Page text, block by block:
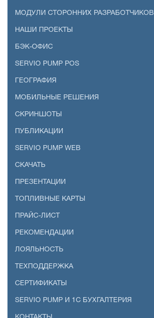
МОДУЛИ СТОРОННИХ РАЗРАБОТЧИКОВ
НАШИ ПРОЕКТЫ
БЭК-ОФИС
SERVIO PUMP POS
ГЕОГРАФИЯ
МОБИЛЬНЫЕ РЕШЕНИЯ
СКРИНШОТЫ
ПУБЛИКАЦИИ
SERVIO PUMP WEB
СКАЧАТЬ
ПРЕЗЕНТАЦИИ
ТОПЛИВНЫЕ КАРТЫ
ПРАЙС-ЛИСТ
РЕКОМЕНДАЦИИ
ЛОЯЛЬНОСТЬ
ТЕХПОДДЕРЖКА
СЕРТИФИКАТЫ
SERVIO PUMP И 1С БУХГАЛТЕРИЯ